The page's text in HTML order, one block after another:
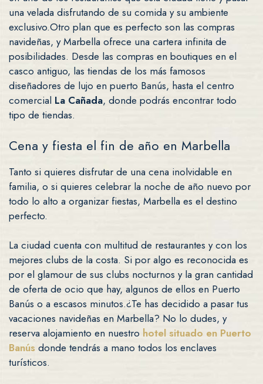
una velada disfrutando de su comida y su ambiente
exclusivo.Otro plan que es perfecto son las compras
navideñas, y Marbella ofrece una cartera infinita de
posibilidades. Desde las compras en boutiques en el
casco antiguo, las tiendas de los más famosos
diseñadores de lujo en puerto Banús, hasta el centro
comercial La Cañada, donde podrás encontrar todo
tipo de tiendas.
Cena y fiesta el fin de año en Marbella
Tanto si quieres disfrutar de una cena inolvidable en
familia, o si quieres celebrar la noche de año nuevo por
todo lo alto a organizar fiestas, Marbella es el destino
perfecto.
La ciudad cuenta con multitud de restaurantes y con los
mejores clubs de la costa. Si por algo es reconocida es
por el glamour de sus clubs nocturnos y la gran cantidad
de oferta de ocio que hay, algunos de ellos en Puerto
Banús o a escasos minutos.¿Te has decidido a pasar tus
vacaciones navideñas en Marbella? No lo dudes, y
reserva alojamiento en nuestro hotel situado en Puerto
Banús donde tendrás a mano todos los enclaves
turísticos.